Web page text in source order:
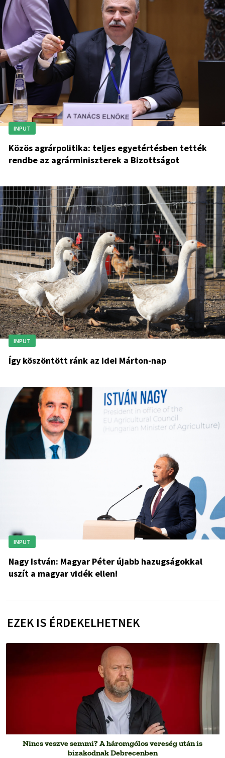
INPUT
Közös agrárpolitika: teljes egyetértésben tették
rendbe az agrárminiszterek a Bizottságot
INPUT
Így köszöntött ránk az idei Márton-nap
INPUT
Nagy István: Magyar Péter újabb hazugságokkal
uszít a magyar vidék ellen!
EZEK IS ÉRDEKELHETNEK
Nincs veszve semmi? A háromgólos vereség után is
bizakodnak Debrecenben